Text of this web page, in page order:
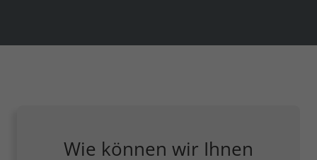
Wie können wir Ihnen